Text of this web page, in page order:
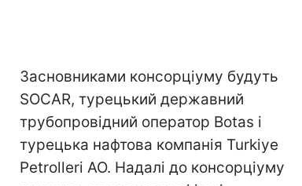
Засновниками консорціуму будуть
SOCAR, турецький державний
трубопровідний оператор Botas і
турецька нафтова компанія Turkiye
Petrolleri AO. Надалі до консорціуму